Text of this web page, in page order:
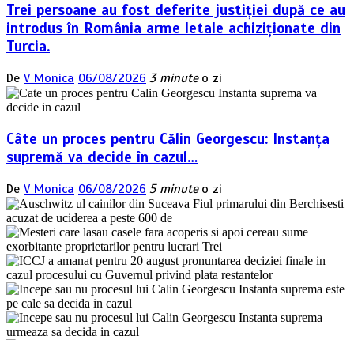
Trei persoane au fost deferite justiției după ce au
introdus în România arme letale achiziționate din
Turcia.
De V Monica 06/08/2026 3 minute o zi
Câte un proces pentru Călin Georgescu: Instanța
supremă va decide în cazul…
De V Monica 06/08/2026 5 minute o zi